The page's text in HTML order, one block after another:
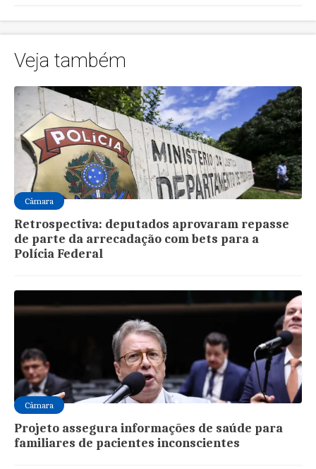
Veja também
Câmara
Retrospectiva: deputados aprovaram repasse
de parte da arrecadação com bets para a
Polícia Federal
Câmara
Projeto assegura informações de saúde para
familiares de pacientes inconscientes